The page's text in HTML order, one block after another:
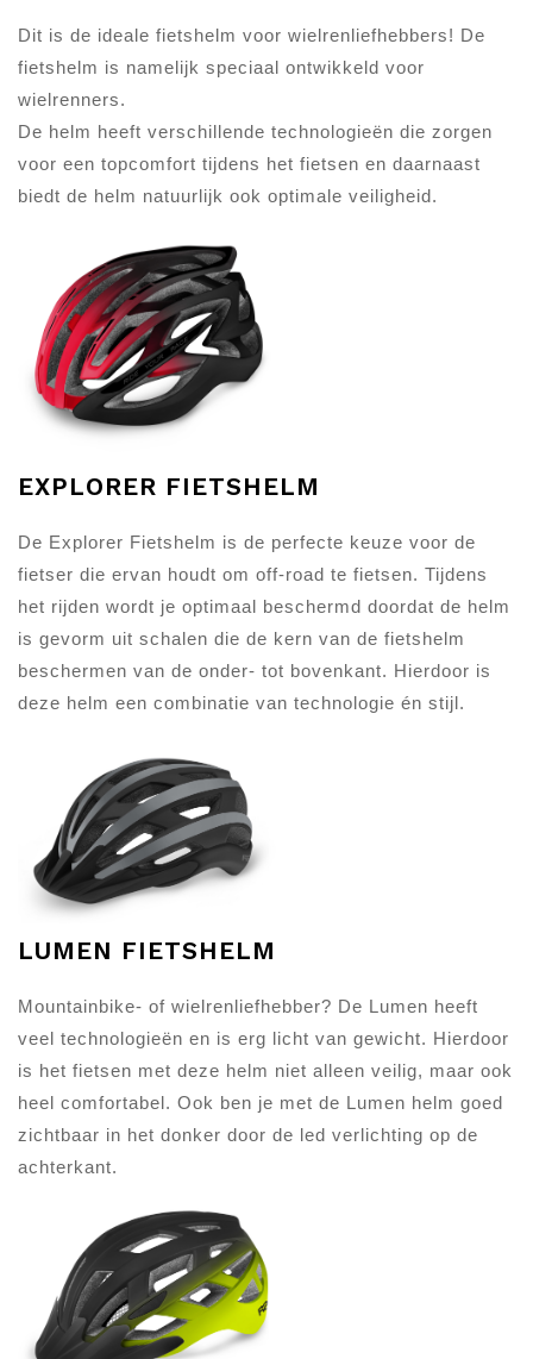
Dit is de ideale fietshelm voor wielrenliefhebbers! De
fietshelm is namelijk speciaal ontwikkeld voor
wielrenners.
De helm heeft verschillende technologieën die zorgen
voor een topcomfort tijdens het fietsen en daarnaast
biedt de helm natuurlijk ook optimale veiligheid.
EXPLORER FIETSHELM
De Explorer Fietshelm is de perfecte keuze voor de
fietser die ervan houdt om off-road te fietsen. Tijdens
het rijden wordt je optimaal beschermd doordat de helm
is gevorm uit schalen die de kern van de fietshelm
beschermen van de onder- tot bovenkant. Hierdoor is
deze helm een combinatie van technologie én stijl.
LUMEN FIETSHELM
Mountainbike- of wielrenliefhebber? De Lumen heeft
veel technologieën en is erg licht van gewicht. Hierdoor
is het fietsen met deze helm niet alleen veilig, maar ook
heel comfortabel. Ook ben je met de Lumen helm goed
zichtbaar in het donker door de led verlichting op de
achterkant.